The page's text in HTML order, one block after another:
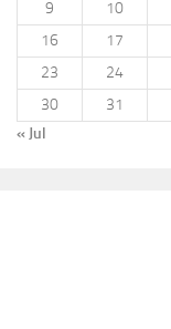
9 10
16
17
23
24
30
31
« Jul